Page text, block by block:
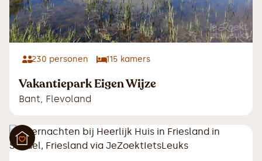
230 personen 115 kamers
Vakantiepark Eigen Wijze
Bant, Flevoland